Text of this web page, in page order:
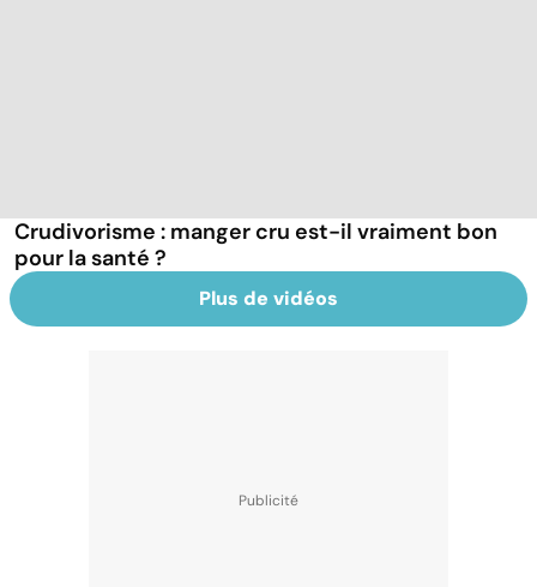
Crudivorisme : manger cru est-il vraiment bon
pour la santé ?
Plus de vidéos